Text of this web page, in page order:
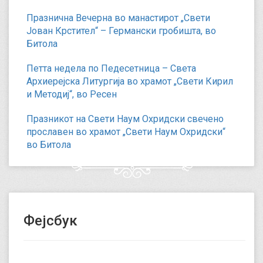
Празнична Вечерна во манастирот „Свети
Јован Крстител“ – Германски гробишта, во
Битола
Петта недела по Педесетница – Света
Архиерејска Литургија во храмот „Свети Кирил
и Методиј“, во Ресен
Празникот на Свети Наум Охридски свечено
прославен во храмот „Свети Наум Охридски“
во Битола
Фејсбук